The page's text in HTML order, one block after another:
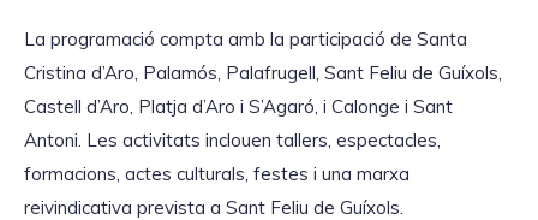
La programació compta amb la participació de Santa
Cristina d’Aro, Palamós, Palafrugell, Sant Feliu de Guíxols,
Castell d’Aro, Platja d’Aro i S’Agaró, i Calonge i Sant
Antoni. Les activitats inclouen tallers, espectacles,
formacions, actes culturals, festes i una marxa
reivindicativa prevista a Sant Feliu de Guíxols.